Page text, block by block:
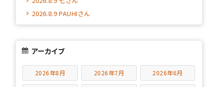
2026.8.9 PAUHIさん
アーカイブ
2026年8月 2026年7月 2026年6月